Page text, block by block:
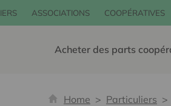
ASSOCIATIONS COOPÉRATIVES
Acheter des parts
Home Particuliers